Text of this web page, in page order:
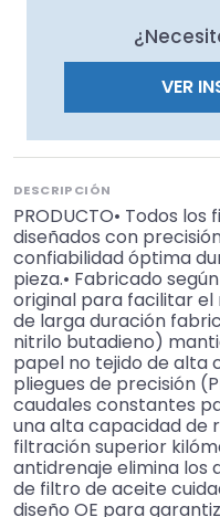
VER
DESCRIPCIÓN
PRODUCTO• Todos
diseñados con
confiabilidad óptima
pieza.• Fabricado
original para facilitar el
de larga duración
nitrilo butadieno)
papel no tejido de alta
pliegues de precisión
caudales constantes
una alta capacidad de
filtración superior
antidrenaje elimina los
de filtro de aceite
diseño OE para